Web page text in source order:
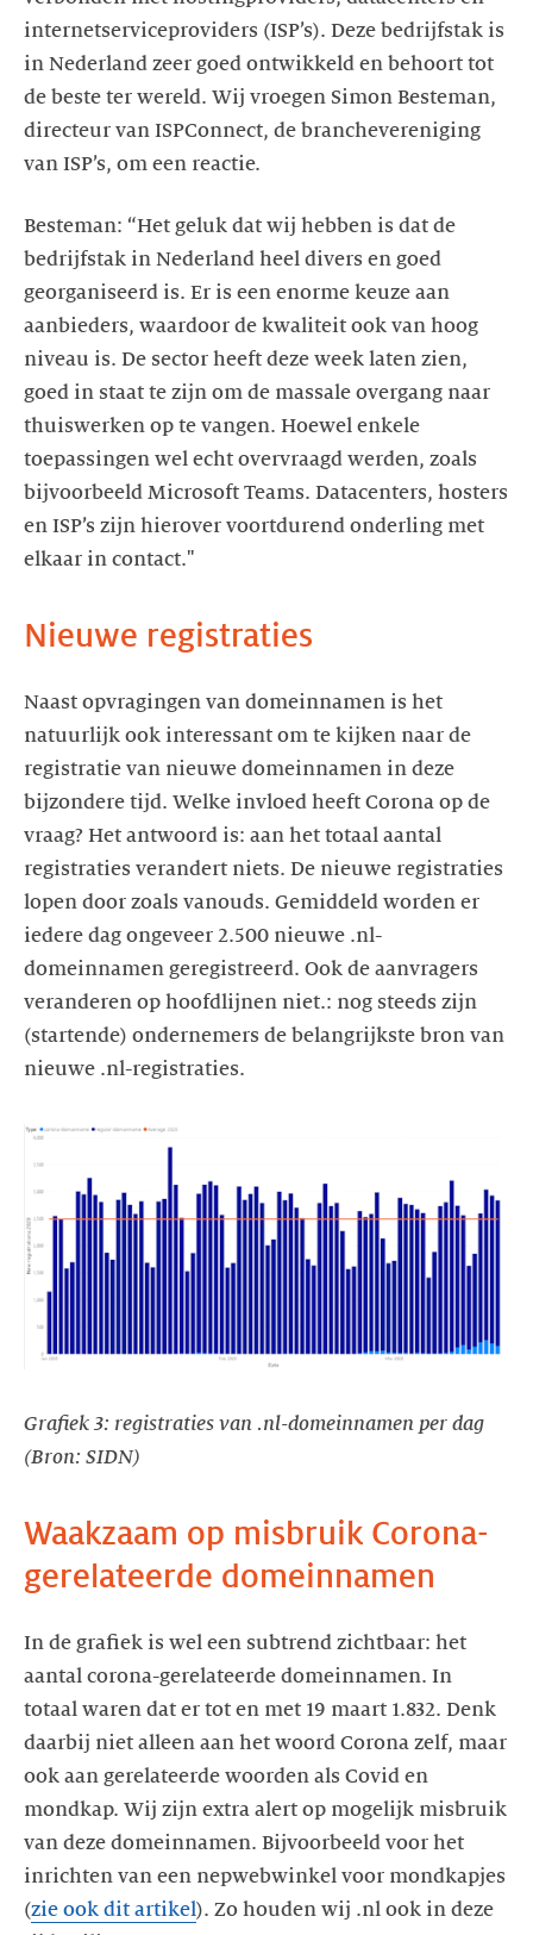
internetserviceproviders (ISP’s). Deze bedrijfstak is
in Nederland zeer goed ontwikkeld en behoort tot
de beste ter wereld. Wij vroegen Simon Besteman,
directeur van ISPConnect, de branchevereniging
Besteman: “Het geluk dat wij hebben is dat de
bedrijfstak in Nederland heel divers en goed
georganiseerd is. Er is een enorme keuze aan
aanbieders, waardoor de kwaliteit ook van hoog
niveau is. De sector heeft deze week laten zien,
goed in staat te zijn om de massale overgang naar
thuiswerken op te vangen. Hoewel enkele
toepassingen wel echt overvraagd werden, zoals
bijvoorbeeld Microsoft Teams. Datacenters, hosters
en ISP’s zijn hierover voortdurend onderling met
elkaar in contact."
Nieuwe registraties
Naast opvragingen van domeinnamen is het
natuurlijk ook interessant om te kijken naar de
registratie van nieuwe domeinnamen in deze
bijzondere tijd. Welke invloed heeft Corona op de
vraag? Het antwoord is: aan het totaal aantal
registraties verandert niets. De nieuwe registraties
lopen door zoals vanouds. Gemiddeld worden er
iedere dag ongeveer 2.500 nieuwe .nl-
domeinnamen geregistreerd. Ook de aanvragers
veranderen op hoofdlijnen niet.: nog steeds zijn
(startende) ondernemers de belangrijkste bron van
nieuwe .nl-registraties.
Grafiek 3: registraties van .nl-domeinnamen per dag
(Bron: SIDN)
Waakzaam op misbruik Corona-
gerelateerde domeinnamen
In de grafiek is wel een subtrend zichtbaar: het
aantal corona-gerelateerde domeinnamen. In
totaal waren dat er tot en met 19 maart 1.832. Denk
daarbij niet alleen aan het woord Corona zelf, maar
ook aan gerelateerde woorden als Covid en
mondkap. Wij zijn extra alert op mogelijk misbruik
van deze domeinnamen. Bijvoorbeeld voor het
inrichten van een nepwebwinkel voor mondkapjes
(zie ook dit artikel). Zo houden wij .nl ook in deze